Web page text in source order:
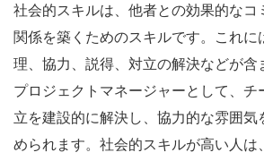
社会的スキルは、他者との効果的なコ
関係を築くためのスキルです。これに
理、協力、説得、対立の解決などが含
プロジェクトマネージャーとして、チ
立を建設的に解決し、協力的な雰囲気
められます。社会的スキルが高い人は、